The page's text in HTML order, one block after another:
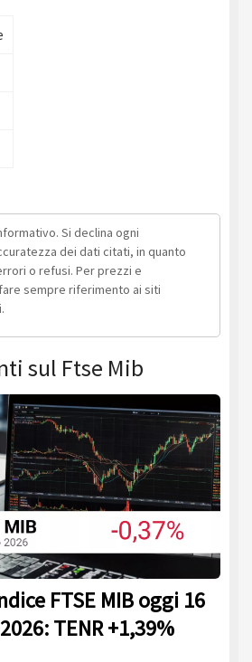
Si declina ogni
dei dati citati, in quanto
o refusi. Per prezzi e
sempre riferimento ai siti
sul Ftse Mib
FTSE MIB oggi 16
TENR +1,39%